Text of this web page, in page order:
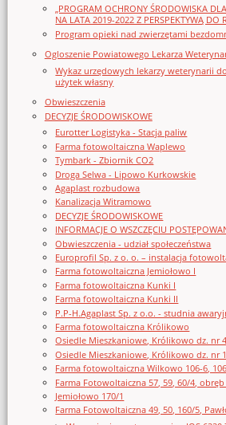
„PROGRAM OCHRONY ŚRODOWISKA
NA LATA 2019-2022 Z PERSPEKTYWĄ DO
Program opieki nad zwierzętami
Ogloszenie Powiatowego Lekarza
Wykaz urzędowych lekarzy weterynarii
użytek własny
Obwieszczenia
DECYZJE ŚRODOWISKOWE
Eurotter Logistyka - Stacja paliw
Farma fotowoltaiczna Waplewo
Tymbark - Zbiornik CO2
Droga Selwa - Lipowo Kurkowskie
Agaplast rozbudowa
Kanalizacja Witramowo
DECYZJE ŚRODOWISKOWE
INFORMACJE O WSZCZĘCIU
Obwieszczenia - udział społeczeństwa
Europrofil Sp. z o. o. – instalacja
Farma fotowoltaiczna Jemiołowo I
Farma fotowoltaiczna Kunki I
Farma fotowoltaiczna Kunki II
P.P-H.Agaplast Sp. z o.o. - studnia
Farma fotowoltaiczna Królikowo
Osiedle Mieszkaniowe, Królikowo dz. nr
Osiedle Mieszkaniowe, Królikowo dz. nr
Farma fotowoltaiczna Wilkowo 106-6,
Farma Fotowoltaiczna 57, 59, 60/4,
Jemiołowo 170/1
Farma Fotowoltaiczna 49, 50, 160/5,